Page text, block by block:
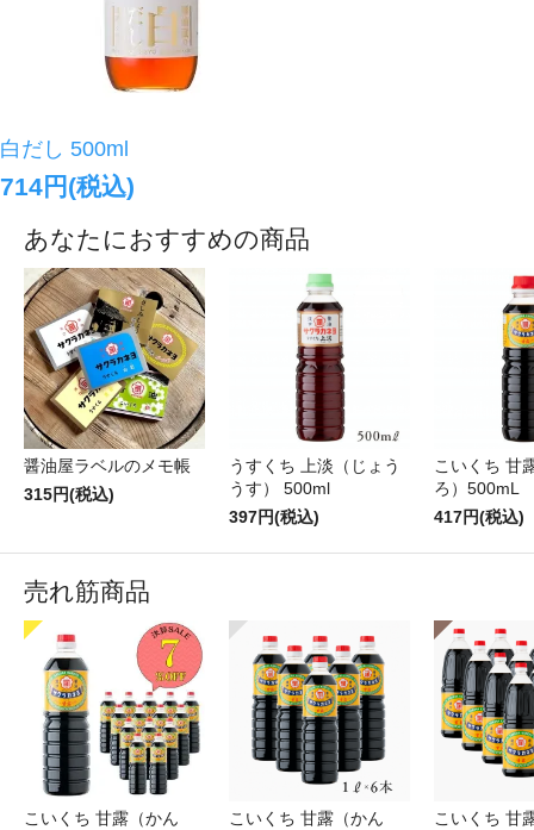
白だし 500ml
714円(税込)
あなたにおすすめの商品
醤油屋ラベルのメモ帳
315円(税込)
うすくち 上淡（じょう
うす） 500ml
397円(税込)
こいくち 甘
ろ）500mL
417円(税込)
売れ筋商品
こいくち 甘露（かん
こいくち 甘露（かん
こいくち 甘